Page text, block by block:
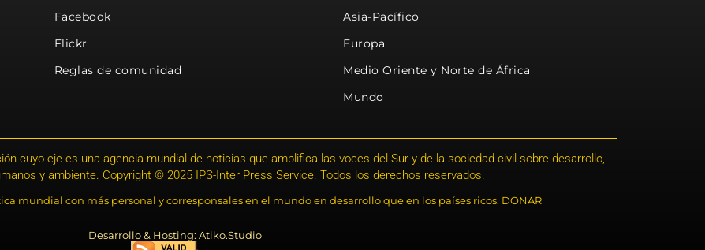
Facebook
Flickr
Reglas de comunidad
Asia-Pacífico
Europa
Medio Oriente y Norte de África
Mundo
cuyo eje es una agencia mundial de noticias que amplifica las voces del Sur y de la sociedad civil sobre desarrollo,
y ambiente. Copyright © 2025 IPS-Inter Press Service. Todos los derechos reservados.
mundial con más personal y corresponsales en el mundo en desarrollo que en los países ricos. DONAR
Desarrollo & Hosting: Atiko.Studio